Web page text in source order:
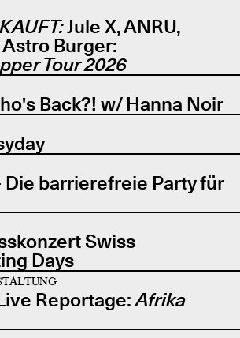
Jule X, ANRU,
Burger:
Tour 2026
Back?! w/ Hanna Noir
Die barrierefreie Party für
Swiss
Days
Reportage:Afrika